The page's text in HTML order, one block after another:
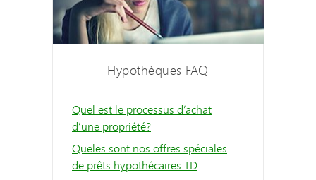
Hypothèques FAQ
Quel est le processus d’achat
d’une propriété?
Queles sont nos offres spéciales
de prêts hypothécaires TD